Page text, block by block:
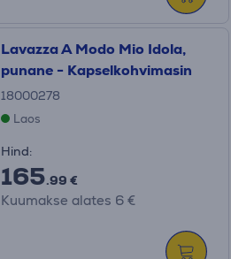
Lavazza A Modo Mio Idola,
punane - Kapselkohvimasin
18000278
Laos
Hind:
165.99 €
Kuumakse alates 6 €